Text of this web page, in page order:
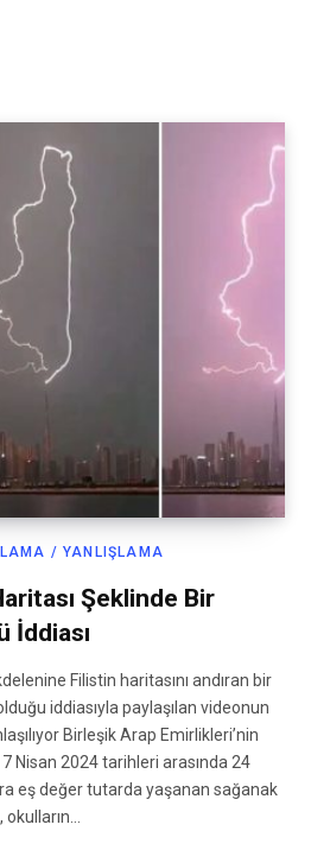
/ YANLIŞLAMA
Şeklinde Bir
İddiası
Filistin haritasını andıran bir
iddiasıyla paylaşılan videonun
Birleşik Arap Emirlikleri’nin
Nisan 2024 tarihleri arasında 24
eş değer tutarda yaşanan sağanak
okulların…